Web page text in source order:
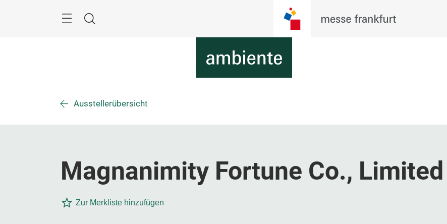
Suche
Ausstellerübersicht
Magnanimity Fortune Co., Limited
Zur Merkliste hinzufügen